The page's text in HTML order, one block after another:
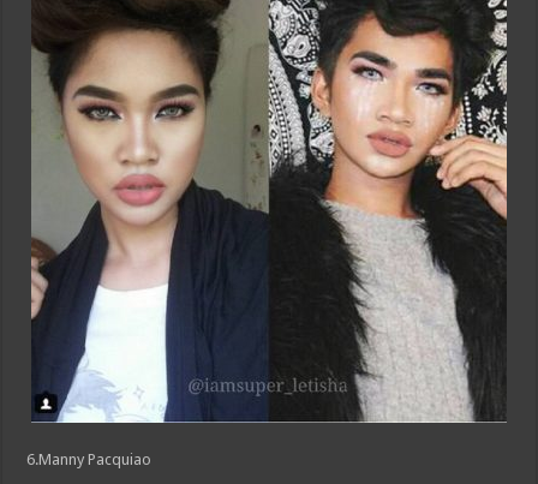
6.Manny Pacquiao